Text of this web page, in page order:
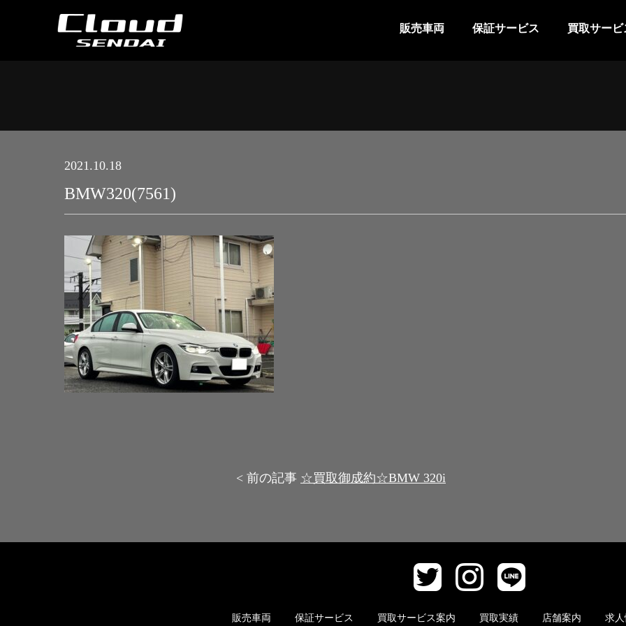
販売車両 保証サービス 買取サービ
2021.10.18
BMW320(7561)
< 前の記事 ☆買取御成約☆BMW 320i
販売車両 保証サービス 買取サービス案内 買取実績 店舗案内 求